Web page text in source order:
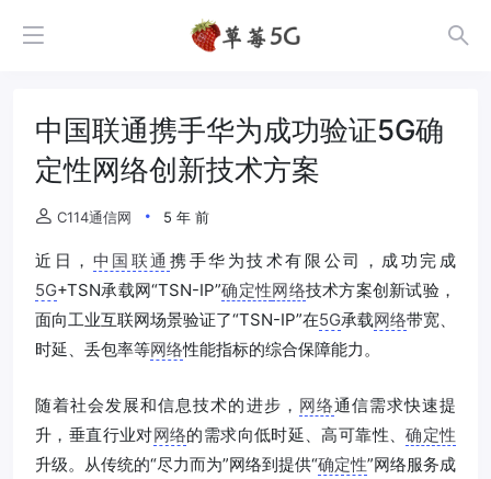
中国联通携手华为成功验证5G确
定性网络创新技术方案
C114通信网 5 年 前
近日， 中国联通携手华为技术有限公司，成功完成
5G+TSN承载网“TSN-IP”确定性网络技术方案创新试验，
面向工业互联网场景验证了“TSN-IP”在5G承载网络带宽、
时延、丢包率等网络性能指标的综合保障能力。
随着社会发展和信息技术的进步， 网络通信需求快速提
升，垂直行业对网络的需求向低时延、高可靠性、确定性
升级。从传统的“尽力而为”网络到提供“确定性”网络服务成